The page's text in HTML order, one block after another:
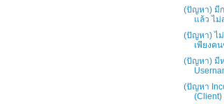
(ปัญหา) มีก
แล้ว ไม่
(ปัญหา) ไม่
เพียงคน
(ปัญหา) มี
(ปัญหา
(Client)